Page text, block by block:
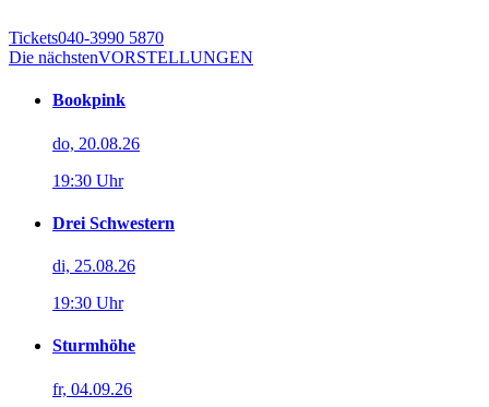
Tickets040-3990 5870
Die nächstenVORSTELLUNGEN
Bookpink
do, 20.08.26
19:30 Uhr
Drei Schwestern
di, 25.08.26
19:30 Uhr
Sturmhöhe
fr, 04.09.26